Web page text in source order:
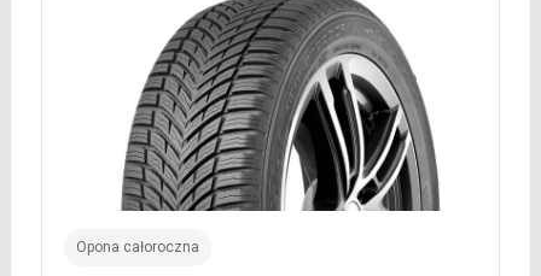
Opona całoroczna